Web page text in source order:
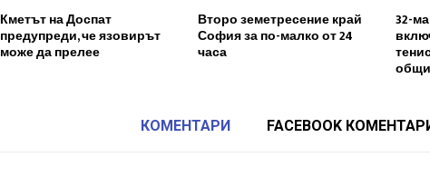
Кметът на Доспат
предупреди, че язовирът
може да прелее
Второ земетресение край
София за по-малко от 24
часа
32-
КОМЕНТАРИ FACEBOOK